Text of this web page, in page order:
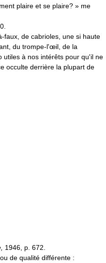
plaire et se plaire? » me
faux, de cabrioles, une si haute
du trompe-l'œil, de la
utiles à nos intérêts pour qu'il ne
occulte derrière la plupart de
1946, p. 672.
de qualité différente :